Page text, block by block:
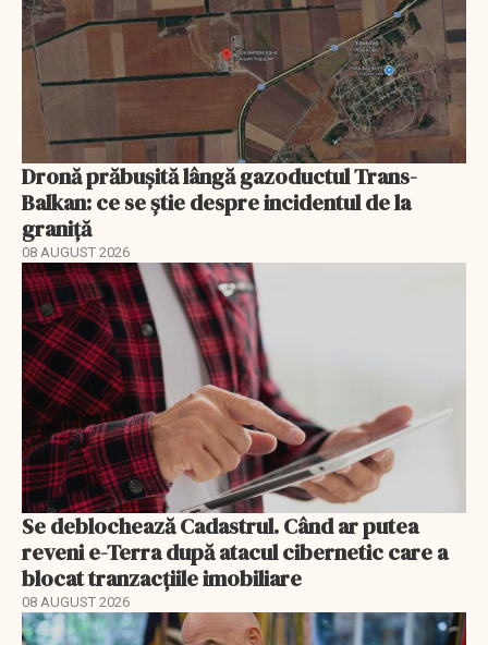
Dronă prăbușită lângă gazoductul Trans-
Balkan: ce se știe despre incidentul de la
graniță
08 AUGUST 2026
Se deblochează Cadastrul. Când ar putea
reveni e-Terra după atacul cibernetic care a
blocat tranzacțiile imobiliare
08 AUGUST 2026